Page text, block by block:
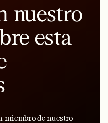
nuestro
esta
miembro de nuestro